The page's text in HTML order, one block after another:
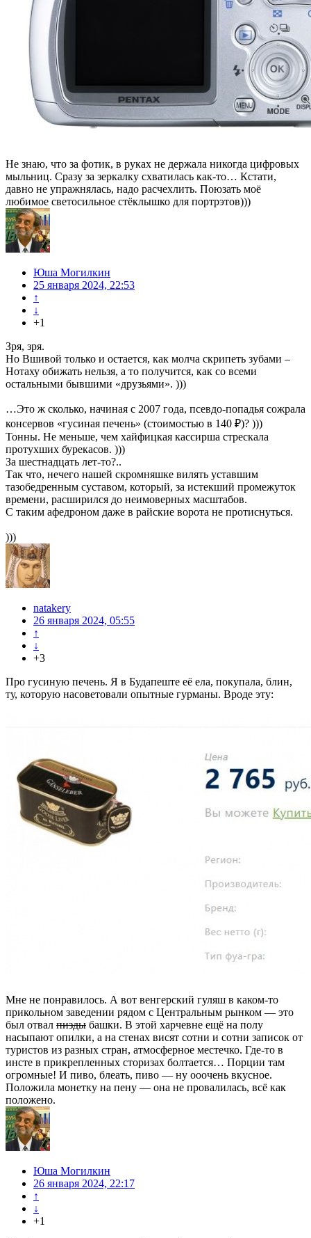
Не знаю, что за фотик, в руках не держала никогда цифровых
мыльниц. Сразу за зеркалку схватилась как-то… Кстати,
давно не упражнялась, надо расчехлить. Поюзать моё
любимое светосильное стёклышко для портрэтов)))
Юша Могилкин
25 января 2024, 22:53
↑
↓
+1
Зря, зря.
Но Вшивой только и остается, как молча скрипеть зубами –
Нотаху обижать нельзя, а то получится, как со всеми
остальными бывшими «друзьями». )))
…Это ж сколько, начиная с 2007 года, псевдо-попадья сожрала
консервов «гусиная печень» (стоимостью в 140 ₽)? )))
Тонны. Не меньше, чем хайфицкая кассирша стрескала
протухших бурекасов. )))
За шестнадцать лет-то?..
Так что, нечего нашей скромняшке вилять уставшим
тазобедренным суставом, который, за истекший промежуток
времени, расширился до неимоверных масштабов.
С таким афедроном даже в райские ворота не протиснуться.
)))
natakery
26 января 2024, 05:55
↑
↓
+3
Про гусиную печень. Я в Будапеште её ела, покупала, блин,
ту, которую насоветовали опытные гурманы. Вроде эту:
Мне не понравилось. А вот венгерский гуляш в каком-то
прикольном заведении рядом с Центральным рынком — это
был отвал пизды башки. В этой харчевне ещё на полу
насыпают опилки, а на стенах висят сотни и сотни записок от
туристов из разных стран, атмосферное местечко. Где-то в
инсте в прикрепленных сторизах болтается… Порции там
огромные! И пиво, блеать, пиво — ну ооочень вкусное.
Положила монетку на пену — она не провалилась, всё как
положено.
Юша Могилкин
26 января 2024, 22:17
↑
↓
+1